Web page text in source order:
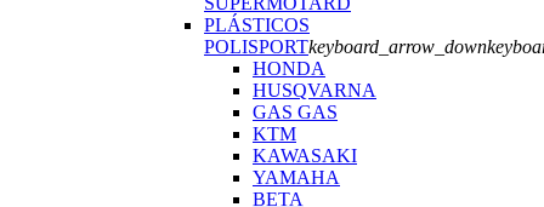
PLÁSTICOS
POLISPORTkeyboard_arrow_down
HONDA
HUSQVARNA
GAS GAS
KTM
KAWASAKI
YAMAHA
BETA